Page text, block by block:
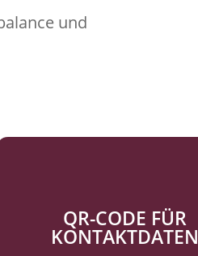
und
QR-CODE FÜR
KONTAKTDATEN